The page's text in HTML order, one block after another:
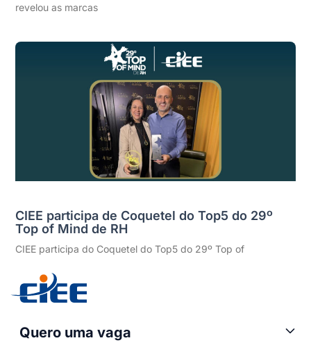
revelou as marcas
CIEE participa de Coquetel do Top5 do 29º
Top of Mind de RH
CIEE participa do Coquetel do Top5 do 29º Top of
Quero uma vaga